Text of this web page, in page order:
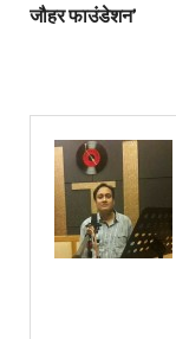
जौहर फाउंडेशन’